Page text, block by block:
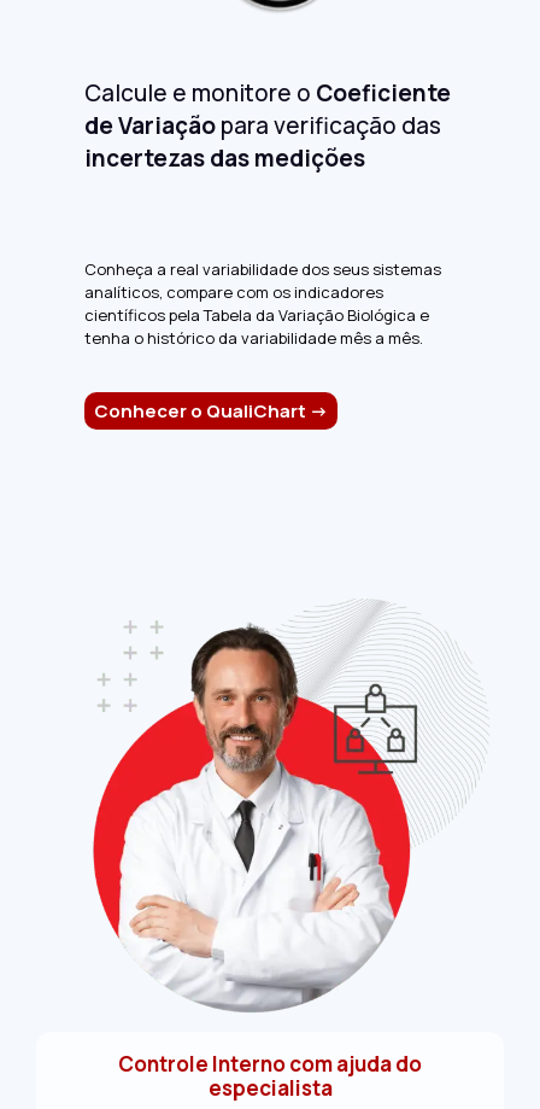
Calcule e monitore o Coeficiente
de Variaçãopara verificação das
incertezas das medições
Conheça a real variabilidade dos seus sistemas
analíticos, compare com os indicadores
científicos pela Tabela da Variação Biológica e
tenha o histórico da variabilidade mês a mês.
Conhecer o QualiChart ->
Controle Interno com ajuda do
especialista